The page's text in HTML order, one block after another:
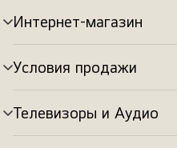
Интернет-магазин
Переключатель
меню
Условия продажи
Переключатель
меню
Телевизоры и Аудио
Переключатель
меню